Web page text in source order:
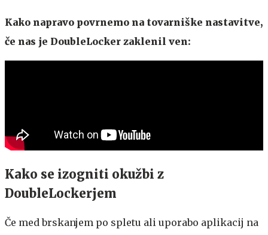
Kako napravo povrnemo na tovarniške nastavitve,
če nas je DoubleLocker zaklenil ven:
Kako se izogniti okužbi z
DoubleLockerjem
Če med brskanjem po spletu ali uporabo aplikacij na